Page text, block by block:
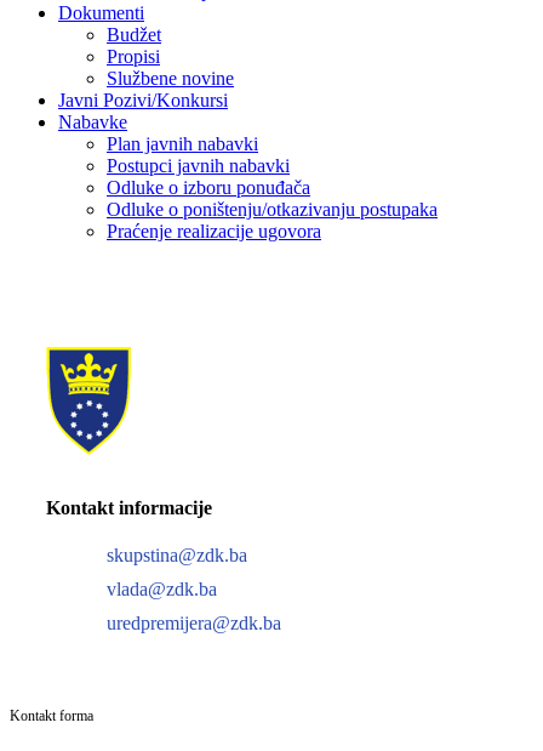
Dokumenti
Budžet
Propisi
Službene novine
Javni Pozivi/Konkursi
Nabavke
Plan javnih nabavki
Postupci javnih nabavki
Odluke o izboru ponuđača
Odluke o poništenju/otkazivanju postupaka
Praćenje realizacije ugovora
Kontakt informacije
skupstina@zdk.ba
vlada@zdk.ba
uredpremijera@zdk.ba
Kontakt forma